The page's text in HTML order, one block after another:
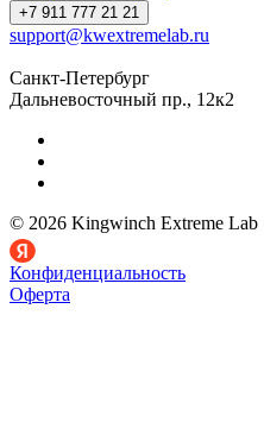
+7 911 777 21 21
support@kwextremelab.ru
Санкт-Петербург
Дальневосточный пр., 12к2
© 2026 Kingwinch Extreme Lab
Конфиденциальность
Оферта